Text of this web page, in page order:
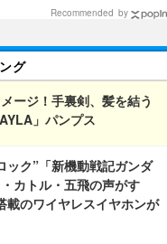
Recommended by
グ
ージ！手裏剣、髪を結う
」パンプス
ック”「新機動戦記ガンダ
カトル・五飛の声がす
のワイヤレスイヤホンが